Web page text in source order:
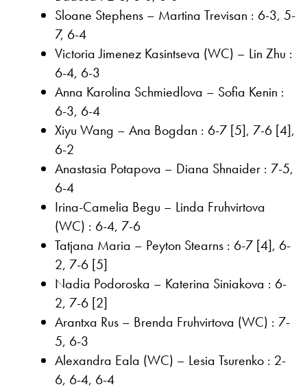
Sloane Stephens – Martina Trevisan : 6-3, 5-
7, 6-4
Victoria Jimenez Kasintseva (WC) – Lin Zhu :
6-4, 6-3
Anna Karolina Schmiedlova – Sofia Kenin :
6-3, 6-4
Xiyu Wang – Ana Bogdan : 6-7 [5], 7-6 [4],
6-2
Anastasia Potapova – Diana Shnaider : 7-5,
6-4
Irina-Camelia Begu – Linda Fruhvirtova
(WC) : 6-4, 7-6
Tatjana Maria – Peyton Stearns : 6-7 [4], 6-
2, 7-6 [5]
Nadia Podoroska – Katerina Siniakova : 6-
2, 7-6 [2]
Arantxa Rus – Brenda Fruhvirtova (WC) : 7-
5, 6-3
Alexandra Eala (WC) – Lesia Tsurenko : 2-
6, 6-4, 6-4